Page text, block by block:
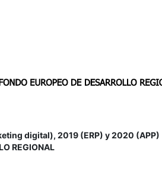
digital), 2019 (ERP) y 2020 (APP)
REGIONAL